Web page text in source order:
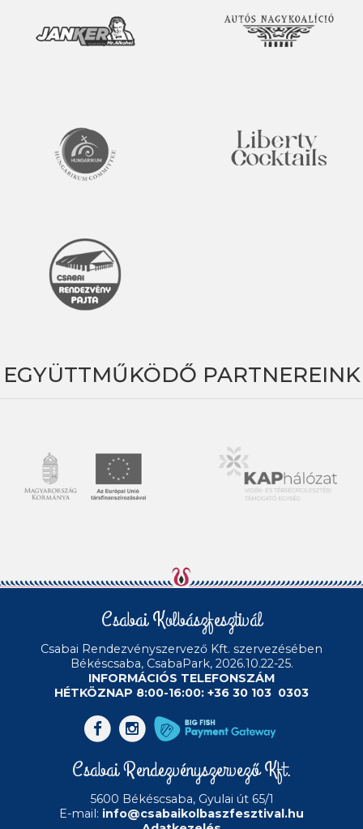
EGYÜTTMŰKÖDŐ PARTNEREINK
Csabai Kolbászfesztivál
Csabai Rendezvényszervező Kft. szervezésében
Békéscsaba, CsabaPark, 2026.10.22-25.
INFORMÁCIÓS TELEFONSZÁM
HÉTKÖZNAP 8:00-16:00: +36 30 103 0303
Csabai Rendezvényszervező Kft.
5600 Békéscsaba, Gyulai út 65/1
E-mail: info@csabaikolbaszfesztival.hu